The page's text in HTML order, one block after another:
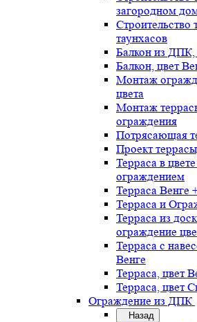
загородном
Строительство
таунхасов
Балкон из ДПК,
Балкон, цвет
Монтаж
цвета
Монтаж
ограждения
Потрясающая
Проект
Терраса в
ограждением
Терраса Венге
Терраса и
Терраса из
ограждение
Терраса с
Венге
Терраса, цвет
Терраса, цвет
Ограждение из ДПК
Назад